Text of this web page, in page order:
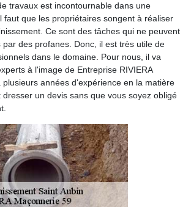
travaux est incontournable dans une
faut que les propriétaires songent à réaliser
Ce sont des tâches qui ne peuvent
par des profanes. Donc, il est très utile de
dans le domaine. Pour nous, il va
à l'image de Entreprise RIVIERA
plusieurs années d'expérience en la matière
un devis sans que vous soyez obligé